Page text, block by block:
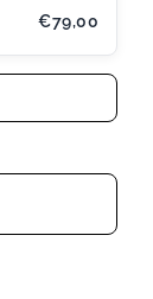
€79,00